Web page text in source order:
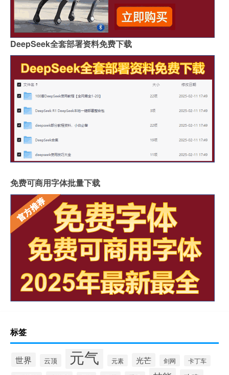
DeepSeek全套部署资料免费下载
免费可商用字体批量下载
标签
世界 云顶 元气 元素 光芒 剑网 卡丁车